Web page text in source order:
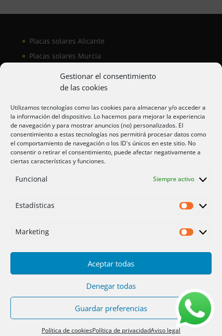
Gestionar el consentimiento
de las cookies
Utilizamos tecnologías como las cookies para almacenar y/o acceder a
la información del dispositivo. Lo hacemos para mejorar la experiencia
de navegación y para mostrar anuncios (no) personalizados. El
consentimiento a estas tecnologías nos permitirá procesar datos como
el comportamiento de navegación o los ID's únicos en este sitio. No
consentir o retirar el consentimiento, puede afectar negativamente a
ciertas características y funciones.
Funcional Siempre activo
Estadísticas
Marketing
Aceptar todas
Denegar todas
Guardar preferencias
Política de cookiesPolítica de privacidadAviso legal
Placas solares Alicante
Placas solares Murcia
Aire acondicionado Alicante
Aire acondicionador Murcia
Aire acondicionado San Juan
Privacidad
Servicios Fotos
Placas solares
Ofertas 2025/26 Contacto
DiseñoPC64| HostingDonCloud|Floridia
Soluciones